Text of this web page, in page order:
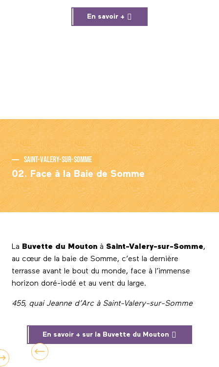
En savoir +
Saint-Valery-sur-Somme
02. Face à la Baie de Somme
La Buvette du Mouton à Saint-Valery-sur-Somme,
au cœur de la baie de Somme, c’est la dernière
terrasse avant le bout du monde, face à l’immense
horizon doré-iodé et au vent du large.
455, quai Jeanne d’Arc à Saint-Valery-sur-Somme
En savoir + sur la Buvette du Mouton